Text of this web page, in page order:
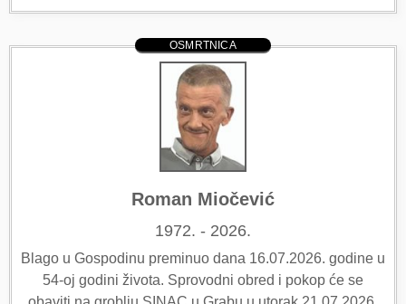
OSMRTNICA
Roman Miočević
1972. - 2026.
Blago u Gospodinu preminuo dana 16.07.2026. godine u
54-oj godini života. Sprovodni obred i pokop će se